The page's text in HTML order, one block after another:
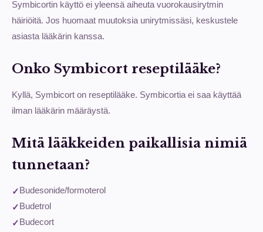
Symbicortin käyttö ei yleensä aiheuta vuorokausirytmin
häiriöitä. Jos huomaat muutoksia unirytmissäsi, keskustele
asiasta lääkärin kanssa.
Onko Symbicort reseptilääke?
Kyllä, Symbicort on reseptilääke. Symbicortia ei saa käyttää
ilman lääkärin määräystä.
Mitä lääkkeiden paikallisia nimiä
tunnetaan?
Budesonide/formoterol
Budetrol
Budecort